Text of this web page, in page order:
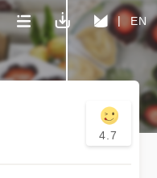
EN
4.7